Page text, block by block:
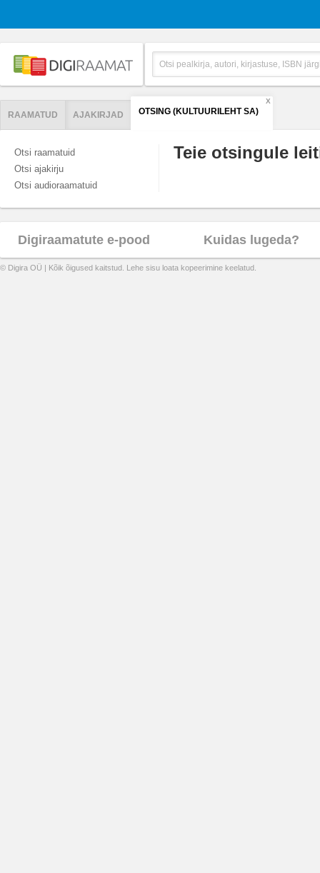
RAAMATUD AJAKIRJAD OTSING (KULTUURILEHT SA)
X
Otsi raamatuid
Otsi ajakirju
Otsi audioraamatuid
Teie otsingule
Digiraamatute e-pood Kuidas lugeda?
© Digira OÜ | Kõik õigused kaitstud. Lehe sisu loata kopeerimine keelatud.